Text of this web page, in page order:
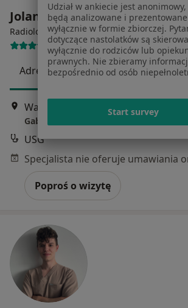
Jolanta Teresa Łapczyńska
Radiolog ·Więcej
202 opinie
Adres Online
Wałowa 11, Kraków•Mapa
Gabinety WałowaMED
USG
Poproś o wizytę
Udział w ankiecie jest
będą analizowane i prezentowane
wyłącznie w formie zbiorczej.
dotyczące nastolatków są
wyłącznie do rodziców lub
prawnych. Nie zbieramy
bezpośrednio od osób
Start survey